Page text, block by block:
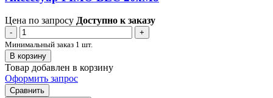
Цена по запросу Доступно к заказу
-
+
Минимальный заказ 1 шт.
В корзину
Товар добавлен в корзину
Оформить запрос
Сравнить